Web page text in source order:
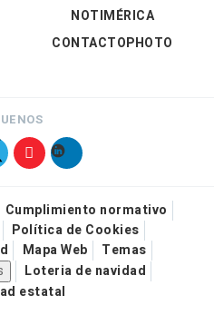
NOTIMÉRICA
CONTACTOPHOTO
Cumplimiento normativo
Política de Cookies
Mapa Web
Temas
Loteria de navidad
estatal